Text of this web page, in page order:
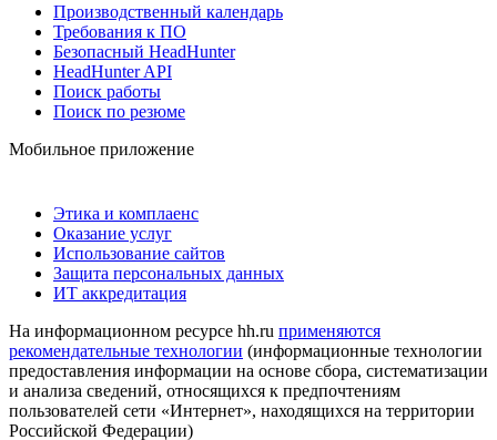
Производственный календарь
Требования к ПО
Безопасный HeadHunter
HeadHunter API
Поиск работы
Поиск по резюме
Мобильное приложение
Этика и комплаенс
Оказание услуг
Использование сайтов
Защита персональных данных
ИТ аккредитация
На информационном ресурсе hh.ru применяются
рекомендательные технологии (информационные технологии
предоставления информации на основе сбора, систематизации
и анализа сведений, относящихся к предпочтениям
пользователей сети «Интернет», находящихся на территории
Российской Федерации)